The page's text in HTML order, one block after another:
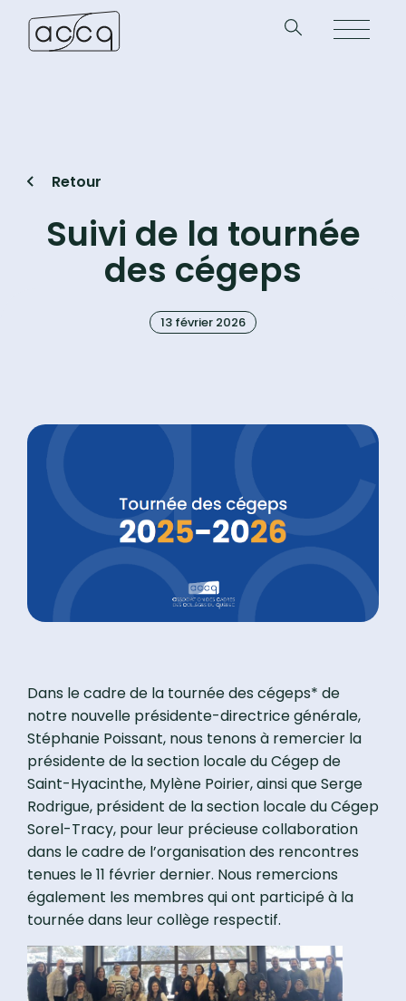
Retour
Suivi de la tournée
des cégeps
13 février 2026
Dans le cadre de la tournée des cégeps* de
notre nouvelle présidente-directrice générale,
Stéphanie Poissant, nous tenons à remercier la
présidente de la section locale du Cégep de
Saint-Hyacinthe, Mylène Poirier, ainsi que Serge
Rodrigue, président de la section locale du Cégep
Sorel-Tracy, pour leur précieuse collaboration
dans le cadre de l’organisation des rencontres
tenues le 11 février dernier. Nous remercions
également les membres qui ont participé à la
tournée dans leur collège respectif.